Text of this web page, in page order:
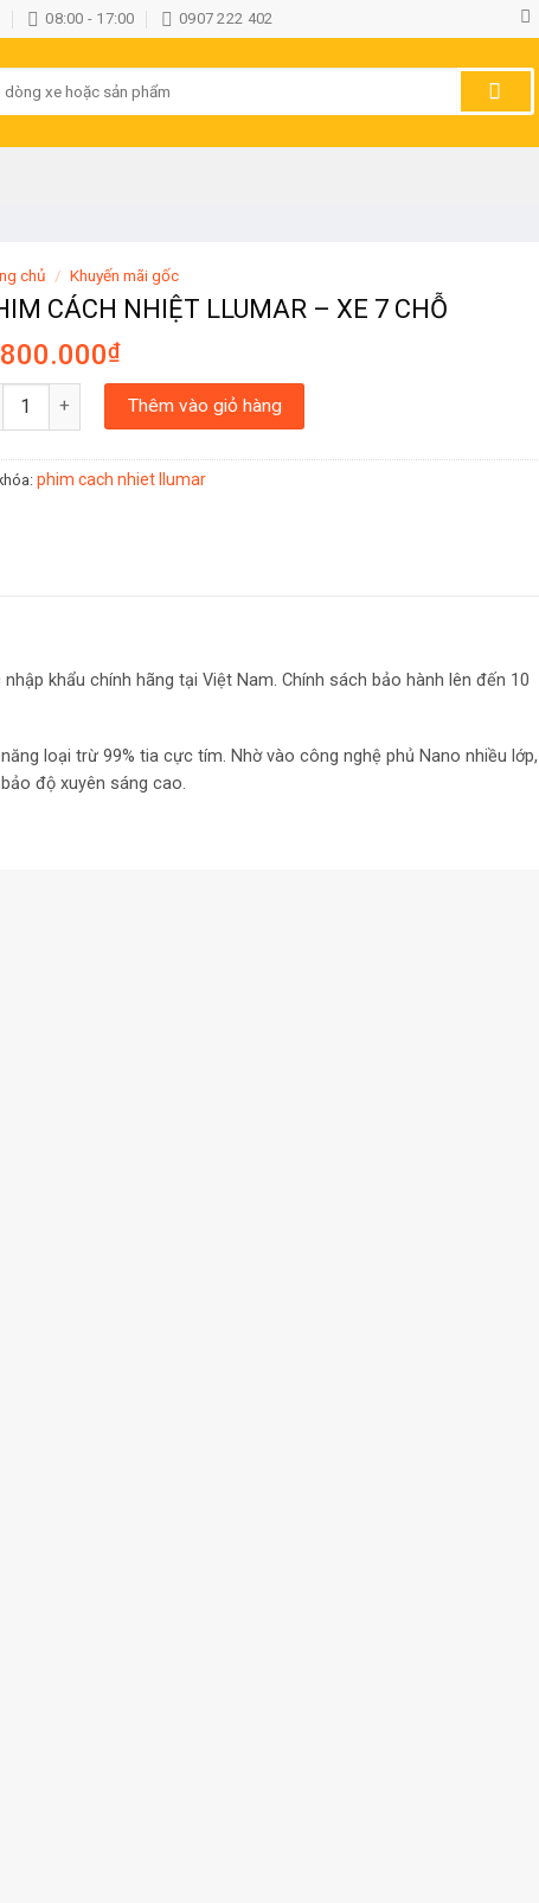
08:00 - 17:00 0907 222 402
chủ / Khuyến mãi gốc
CÁCH NHIỆT LLUMAR – XE 7 CHỖ
₫
CÁCH NHIỆT LLUMAR - XE 7 CHỖ số lượng
Thêm vào giỏ hàng
phim cach nhiet llumar
khẩu chính hãng tại Việt Nam. Chính sách bảo hành lên đến 10
loại trừ 99% tia cực tím. Nhờ vào công nghệ phủ Nano nhiều lớp,
độ xuyên sáng cao.